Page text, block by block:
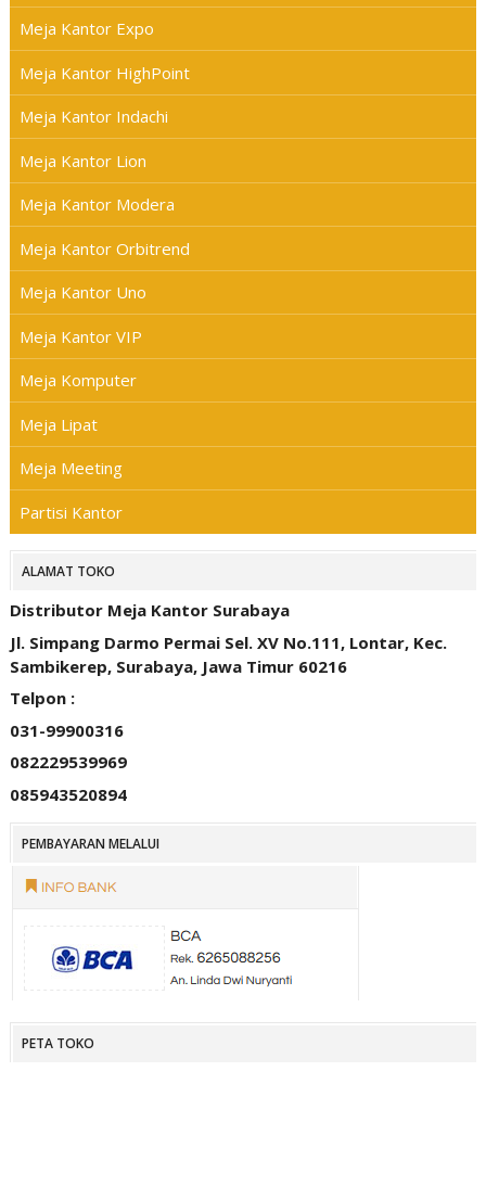
Meja Kantor Expo
Meja Kantor HighPoint
Meja Kantor Indachi
Meja Kantor Lion
Meja Kantor Modera
Meja Kantor Orbitrend
Meja Kantor Uno
Meja Kantor VIP
Meja Komputer
Meja Lipat
Meja Meeting
Partisi Kantor
ALAMAT TOKO
Distributor Meja Kantor Surabaya
Jl. Simpang Darmo Permai Sel. XV No.111, Lontar, Kec.
Sambikerep, Surabaya, Jawa Timur 60216
Telpon :
031-99900316
082229539969
085943520894
PEMBAYARAN MELALUI
PETA TOKO